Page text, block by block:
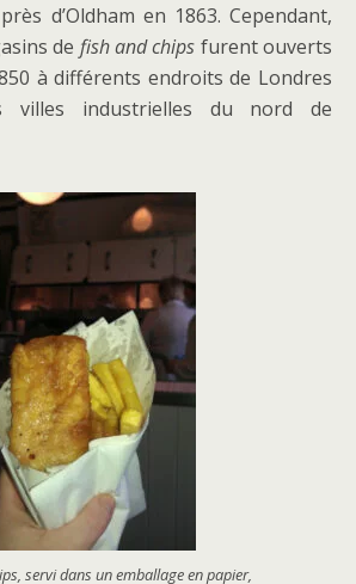
d’Oldham en 1863. Cependant,
de fish and chips furent ouverts
à différents endroits de Londres
villes industrielles du nord de
servi dans un emballage en papier,